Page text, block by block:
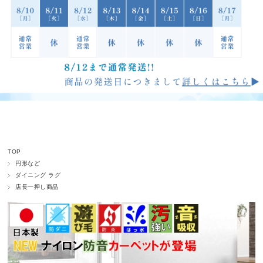
TOP
円形など
ダイニング ラグ
店長一押し商品